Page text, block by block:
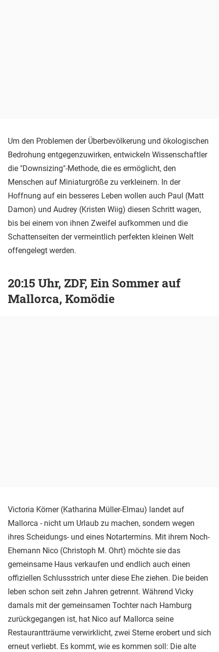
Um den Problemen der Überbevölkerung und ökologischen
Bedrohung entgegenzuwirken, entwickeln Wissenschaftler
die "Downsizing"-Methode, die es ermöglicht, den
Menschen auf Miniaturgröße zu verkleinern. In der
Hoffnung auf ein besseres Leben wollen auch Paul (Matt
Damon) und Audrey (Kristen Wiig) diesen Schritt wagen,
bis bei einem von ihnen Zweifel aufkommen und die
Schattenseiten der vermeintlich perfekten kleinen Welt
offengelegt werden.
20:15 Uhr, ZDF, Ein Sommer auf
Mallorca, Komödie
Victoria Körner (Katharina Müller-Elmau) landet auf
Mallorca - nicht um Urlaub zu machen, sondern wegen
ihres Scheidungs- und eines Notartermins. Mit ihrem Noch-
Ehemann Nico (Christoph M. Ohrt) möchte sie das
gemeinsame Haus verkaufen und endlich auch einen
offiziellen Schlussstrich unter diese Ehe ziehen. Die beiden
leben schon seit zehn Jahren getrennt. Während Vicky
damals mit der gemeinsamen Tochter nach Hamburg
zurückgegangen ist, hat Nico auf Mallorca seine
Restaurantträume verwirklicht, zwei Sterne erobert und sich
erneut verliebt. Es kommt, wie es kommen soll: Die alte